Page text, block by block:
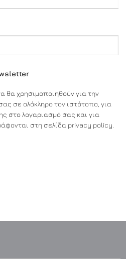
χρησιμοποιηθούν για την
σε ολόκληρο τον ιστότοπο, για
στο λογαριασμό σας και για
στη σελίδα privacy policy